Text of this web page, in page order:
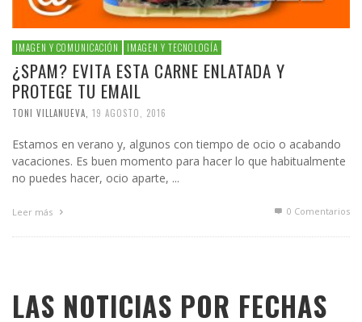
IMAGEN Y COMUNICACIÓN IMAGEN Y TECNOLOGÍA
¿SPAM? EVITA ESTA CARNE ENLATADA Y
PROTEGE TU EMAIL
TONI VILLANUEVA 19 AGOSTO, 2016
Estamos en verano y, algunos con tiempo de ocio o acabando
vacaciones. Es buen momento para hacer lo que habitualmente
no puedes hacer, ocio aparte, ...
Leer más 0 Comentarios
LAS NOTICIAS POR FECHAS